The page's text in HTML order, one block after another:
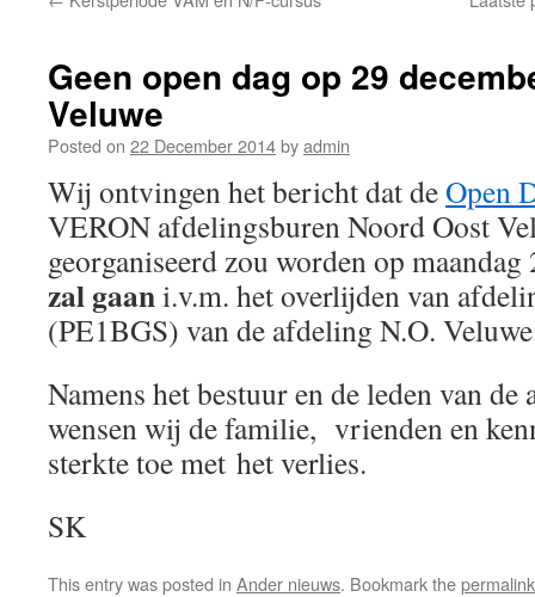
Geen open dag op 29
Veluwe
Posted on 22 December 2014byadmin
Wij ontvingen het bericht dat deOpen
VERON afdelingsburen Noord Oost
georganiseerd zou worden op
zal gaani.v.m. het overlijden van
(PE1BGS) van de afdeling N.O.
Namens het bestuur en de leden van
wensen wij de familie, vrienden en
sterkte toe met het verlies.
SK
This entry was posted in Ander nieuws. Bookmark thepermalink